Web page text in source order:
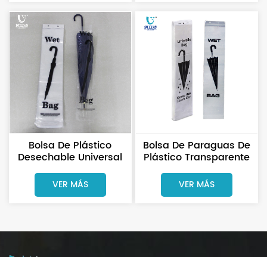
Bolsa De Plástico
Desechable Universal
Para Paraguas
Húmedos,
Transparente, Para
VER MÁS
Bolsa De Paraguas De
Plástico Transparente
De Ajuste Universal
Bolsa De Paraguas De
PE
VER MÁS